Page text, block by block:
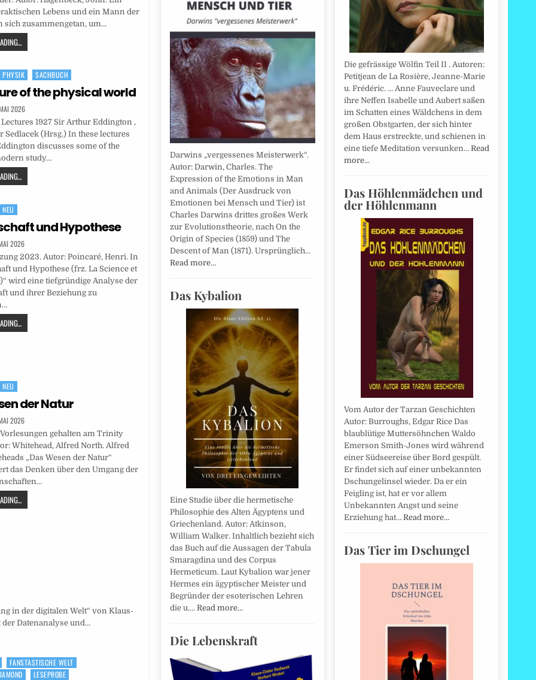
Lebens und ein Mann der
sich zusammengetan, um…
PHYSIK SACHBUCH
of the physical world
2026
1927 Sir Arthur Eddington ,
Sedlacek (Hrsg.) In these lectures
discusses some of the
study…
NEU
und Hypothese
2026
2023. Autor: Poincaré, Henri. In
und Hypothese (frz. La Science et
wird eine tiefgründige Analyse der
und ihrer Beziehung zu
NEU
der Natur
2026
gehalten am Trinity
Whitehead, Alfred North. Alfred
„Das Wesen der Natur“
das Denken über den Umgang der
in der digitalen Welt“ von Klaus-
Datenanalyse und…
FANSTASTISCHE WELT
LESEPROBE
Darwins „vergessenes Meisterwerk“.
Autor: Darwin, Charles. The
Expression of the Emotions in Man
and Animals (Der Ausdruck von
Emotionen bei Mensch und Tier) ist
Charles Darwins drittes großes Werk
zur Evolutionstheorie, nach On the
Origin of Species (1859) und The
Descent of Man (1871). Ursprünglich…
Read more…
Das Kybalion
Eine Studie über die hermetische
Philosophie des Alten Ägyptens und
Griechenland. Autor: Atkinson,
William Walker. Inhaltlich bezieht sich
das Buch auf die Aussagen der Tabula
Smaragdina und des Corpus
Hermeticum. Laut Kybalion war jener
Hermes ein ägyptischer Meister und
Begründer der esoterischen Lehren
die u.… Read more…
Die Lebenskraft
Die gefrässige Wölfin Teil II . Autoren:
Petitjean de La Rosière, Jeanne-Marie
u. Frédéric. ... Anne Fauveclare und
ihre Neffen Isabelle und Aubert saßen
im Schatten eines Wäldchens in dem
großen Obstgarten, der sich hinter
dem Haus erstreckte, und schienen in
eine tiefe Meditation versunken… Read
more…
Das Höhlenmädchen und
der Höhlenmann
Vom Autor der Tarzan Geschichten
Autor: Burroughs, Edgar Rice Das
blaublütige Muttersöhnchen Waldo
Emerson Smith-Jones wird während
einer Südseereise über Bord gespült.
Er findet sich auf einer unbekannten
Dschungelinsel wieder. Da er ein
Feigling ist, hat er vor allem
Unbekannten Angst und seine
Erziehung hat… Read more…
Das Tier im Dschungel